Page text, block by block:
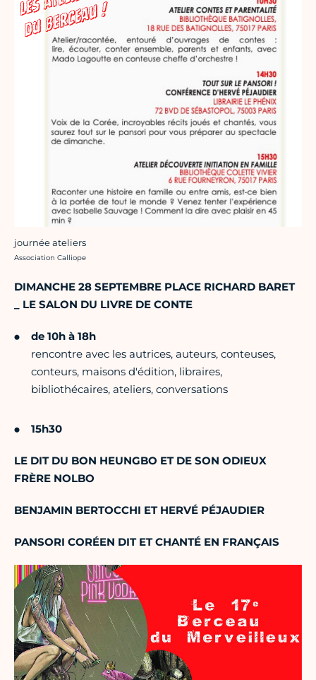
journée ateliers
Crédit photo :
Association Calliope
DIMANCHE 28 SEPTEMBRE PLACE RICHARD BARET
_ LE SALON DU LIVRE DE CONTE
de 10h à 18h
rencontre avec les autrices, auteurs, conteuses,
conteurs, maisons d'édition, libraires,
bibliothécaires, ateliers, conversations
15h30
LE DIT DU BON HEUNGBO ET DE SON ODIEUX
FRÈRE NOLBO
BENJAMIN BERTOCCHI ET HERVÉ PÉJAUDIER
PANSORI CORÉEN DIT ET CHANTÉ EN FRANÇAIS